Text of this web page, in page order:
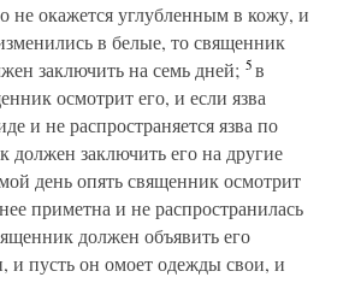
не окажется углубленным в кожу, и
в белые, то священник
заключить на семь дней; 5в
осмотрит его, и если язва
и не распространяется язва по
должен заключить его на другие
день опять священник осмотрит
приметна и не распространилась
должен объявить его
и пусть он омоет одежды свои, и